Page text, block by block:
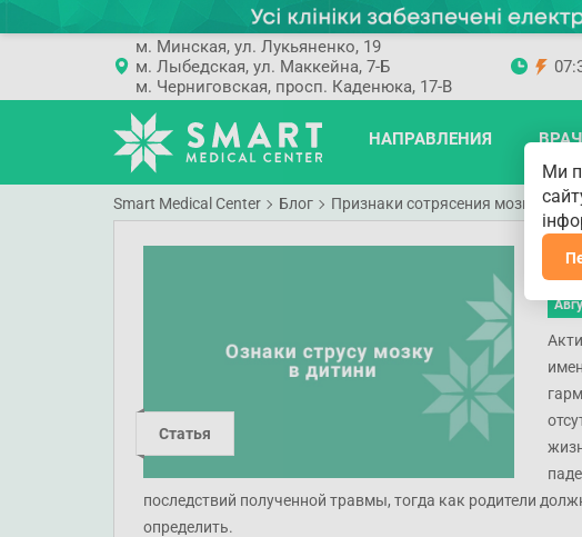
м. Минская, ул. Лукьяненко, 19
м. Лыбедская, ул. Маккейна, 7-Б
м. Черниговская, просп. Каденюка, 17-В
НАПРАВЛЕНИЯ
Smart Medical Center Блог Признаки сотрясения мозга у
Статья
последствий полученной травмы, тогда как родители
определить.
Ми